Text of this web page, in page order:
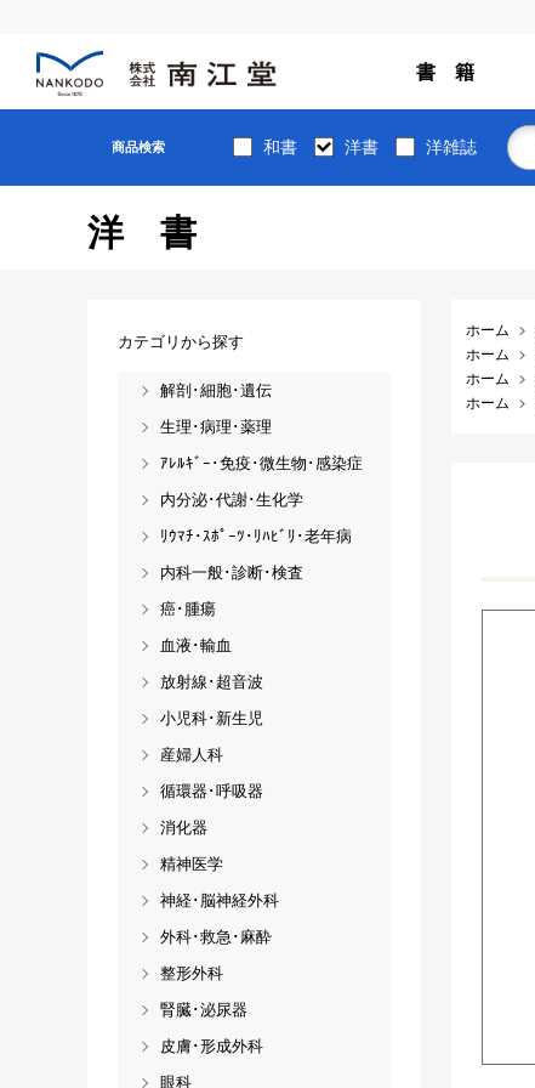
書 籍
商品検索 和書 洋書 洋雑誌
洋書
ホーム
ホーム
ホーム
ホーム
カテゴリから探す
解剖･細胞･遺伝
生理･病理･薬理
ｱﾚﾙｷﾞｰ･免疫･微生物･感染症
内分泌･代謝･生化学
ﾘｳﾏﾁ･ｽﾎﾟｰﾂ･ﾘﾊﾋﾞﾘ･老年病
内科一般･診断･検査
癌･腫瘍
血液･輸血
放射線･超音波
小児科･新生児
産婦人科
循環器･呼吸器
消化器
精神医学
神経･脳神経外科
外科･救急･麻酔
整形外科
腎臓･泌尿器
皮膚･形成外科
眼科